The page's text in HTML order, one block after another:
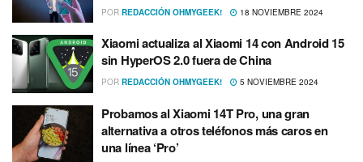
POR REDACCIÓN OHMYGEEK! 18 NOVIEMBRE 2024
Xiaomi actualiza al Xiaomi 14 con Android 15
sin HyperOS 2.0 fuera de China
POR REDACCIÓN OHMYGEEK! 5 NOVIEMBRE 2024
Probamos al Xiaomi 14T Pro, una gran
alternativa a otros teléfonos más caros en
una línea ‘Pro’